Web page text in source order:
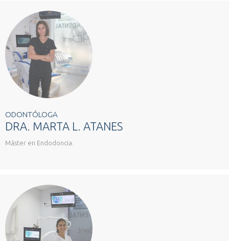
ODONTÓLOGA
DRA. MARTA L. ATANES
Máster en Endodoncia.